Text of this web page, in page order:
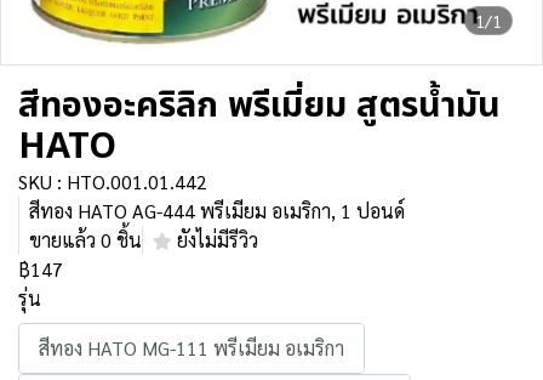
1/1
สีทองอะคริลิก พรีเมี่ยม สูตรน้ำมัน
HATO
SKU : HTO.001.01.442
สีทอง HATO AG-444 พรีเมียม อเมริกา, 1 ปอนด์
ขายแล้ว 0 ชิ้น
ยังไม่มีรีวิว
฿147
รุ่น
สีทอง HATO MG-111 พรีเมียม อเมริกา